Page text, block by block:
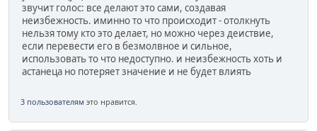
звучит голос: все делают это сами, создавая
неизбежность. иминно то что происходит - отолкнуть
нельзя тому кто это делает, но можно через деиствие,
если перевести его в безмолвное и сильное,
использовать то что недоступно. и неизбежность хоть и
астанеца но потеряет значение и не будет влиять
3 пользователям это нравится.